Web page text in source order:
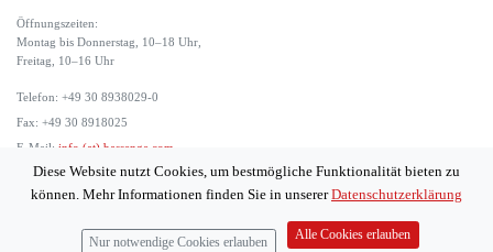
Öffnungszeiten:
Montag bis Donnerstag, 10–18 Uhr,
Freitag, 10–16 Uhr
Telefon: +49 30 8938029-0
Fax: +49 30 8918025
E-Mail: info (at) bassenge.com
Diese Website nutzt Cookies, um bestmögliche Funktionalität bieten zu
können. Mehr Informationen finden Sie in unsererDatenschutzerklärung
Nur notwendige Cookies erlauben
Alle Cookies erlauben